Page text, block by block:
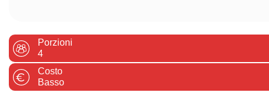
Porzioni
4
Costo
Basso